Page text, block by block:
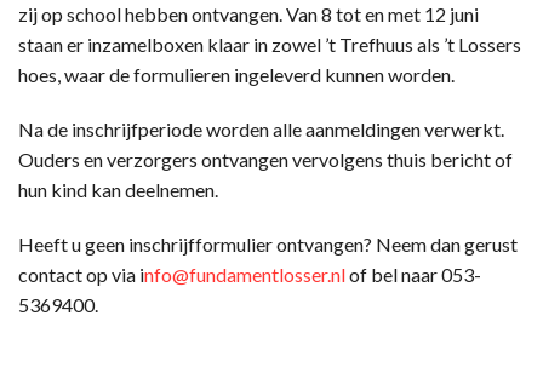
zij op school hebben ontvangen. Van 8 tot en met 12 juni
staan er inzamelboxen klaar in zowel ’t Trefhuus als ’t Lossers
hoes, waar de formulieren ingeleverd kunnen worden.
Na de inschrijfperiode worden alle aanmeldingen verwerkt.
Ouders en verzorgers ontvangen vervolgens thuis bericht of
hun kind kan deelnemen.
Heeft u geen inschrijfformulier ontvangen? Neem dan gerust
contact op via info@fundamentlosser.nlof bel naar 053-
5369400.